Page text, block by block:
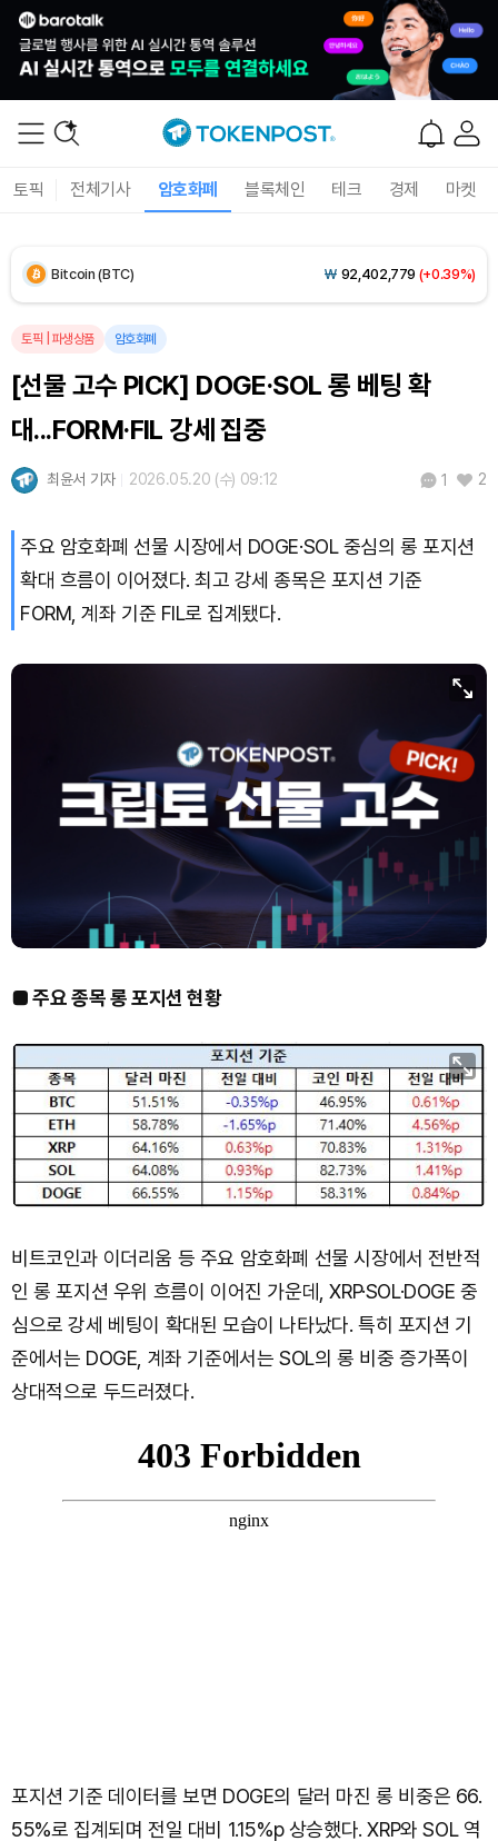
토픽 전체기사 암호화폐 블록체인 테크 경제 마켓
Bitcoin (BTC) ₩ 92,402,779 (+0.39%)
Ethereum (ETH)
Tether USDt (USDT) ₩ 1,424(+0.02%)
BNB (BNB)
XRP (XRP) ₩1,475 (-0.72%)
Solana (SOL)
TRON (TRX) ₩465.6(-0.14%)
(+1.96%)
Dogecoin (DOGE) ₩99.11(+1.03%)
토픽 파생상품 암호화폐
[선물 고수 PICK] DOGE·SOL 롱 베팅 확
대...FORM·FIL 강세 집중
최윤서 기자 2026.05.20 (수) 09:12 1 2
주요 암호화폐 선물 시장에서 DOGE·SOL 중심의 롱 포지션
확대 흐름이 이어졌다. 최고 강세 종목은 포지션 기준
FORM, 계좌 기준 FIL로 집계됐다.
■ 주요 종목 롱 포지션 현황
비트코인과 이더리움 등 주요 암호화폐 선물 시장에서 전반적
인 롱 포지션 우위 흐름이 이어진 가운데, XRP·SOL·DOGE 중
심으로 강세 베팅이 확대된 모습이 나타났다. 특히 포지션 기
준에서는 DOGE, 계좌 기준에서는 SOL의 롱 비중 증가폭이
상대적으로 두드러졌다.
포지션 기준 데이터를 보면 DOGE의 달러 마진 롱 비중은 66.
55%로 집계되며 전일 대비 1.15%p 상승했다. XRP와 SOL 역